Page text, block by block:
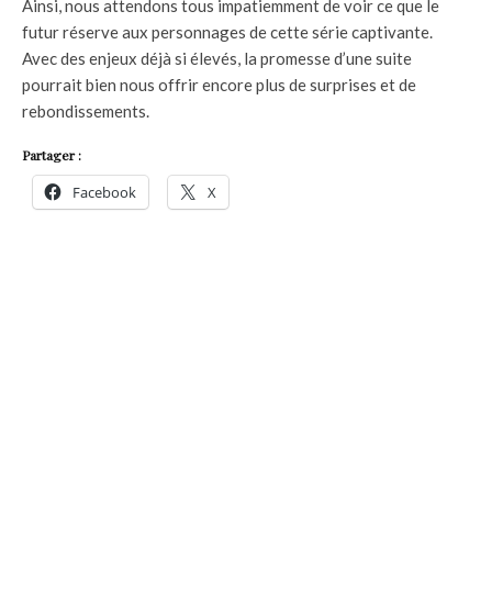
Ainsi, nous attendons tous impatiemment de voir ce que le
futur réserve aux personnages de cette série captivante.
Avec des enjeux déjà si élevés, la promesse d’une suite
pourrait bien nous offrir encore plus de surprises et de
rebondissements.
Partager :
Facebook X